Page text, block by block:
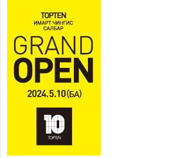
“Жил бүрийн өвөл, жил бүрийн ижил асуудал”
2026 оны 7 сар 20 / 11 цаг 16 минут
Б.Пүрэвдагва: Нийслэлд хийх бүх замыг ус
зайлуулах хоолойтой, явган хүний болон дугуйн
замтай байлгах стандарт мөрдөнө
2026 оны 7 сар 20 / 9 цаг 24 минут
Б.Пүрэвдагва: Хотын төвөөс Бэлх, Сэлх
чиглэлд явахад дугуйн замаар зорчих бүрэн
боломжтой боллоо
2026 оны 7 сар 20 / 9 цаг 20 минут